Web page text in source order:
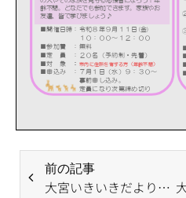
前の記事
大宮いきいきだより（6月号）